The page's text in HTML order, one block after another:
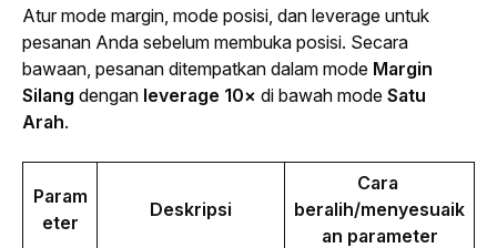
Atur mode margin, mode posisi, dan leverage untuk
pesanan Anda sebelum membuka posisi. Secara
bawaan, pesanan ditempatkan dalam mode Margin
Silang dengan leverage 10× di bawah mode Satu
Arah.
Param
eter
Deskripsi
Cara
beralih/menyesuaik
an parameter